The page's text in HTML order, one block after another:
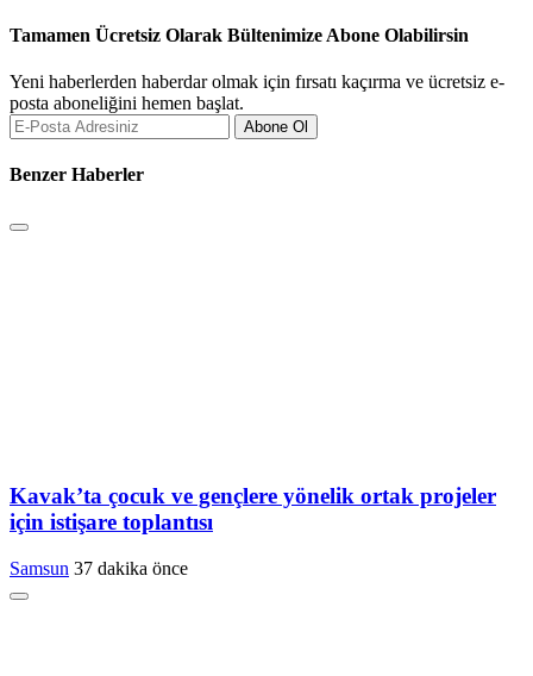
Tamamen Ücretsiz Olarak Bültenimize Abone Olabilirsin
Yeni haberlerden haberdar olmak için fırsatı kaçırma ve ücretsiz e-
posta aboneliğini hemen başlat.
Abone Ol
Benzer Haberler
Kavak’ta çocuk ve gençlere yönelik ortak projeler
için istişare toplantısı
Samsun 37 dakika önce